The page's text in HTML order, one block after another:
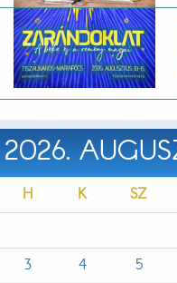
2026.
H K SZ
3
4 5